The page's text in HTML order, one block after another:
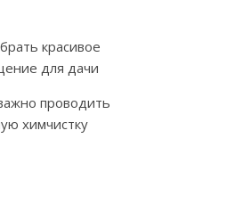
красивое
для дачи
проводить
химчистку